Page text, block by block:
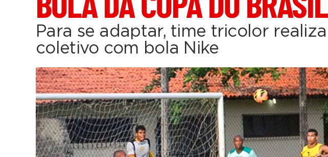
Para se adaptar, time tricolor realiza
coletivo com bola Nike